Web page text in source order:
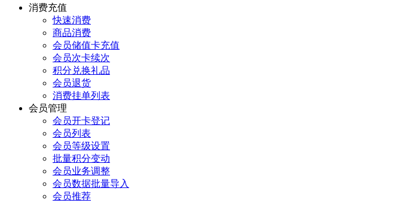
消费充值
快速消费
商品消费
会员储值卡充值
会员次卡续次
积分兑换礼品
会员退货
消费挂单列表
会员管理
会员开卡登记
会员列表
会员等级设置
批量积分变动
会员业务调整
会员数据批量导入
会员推荐